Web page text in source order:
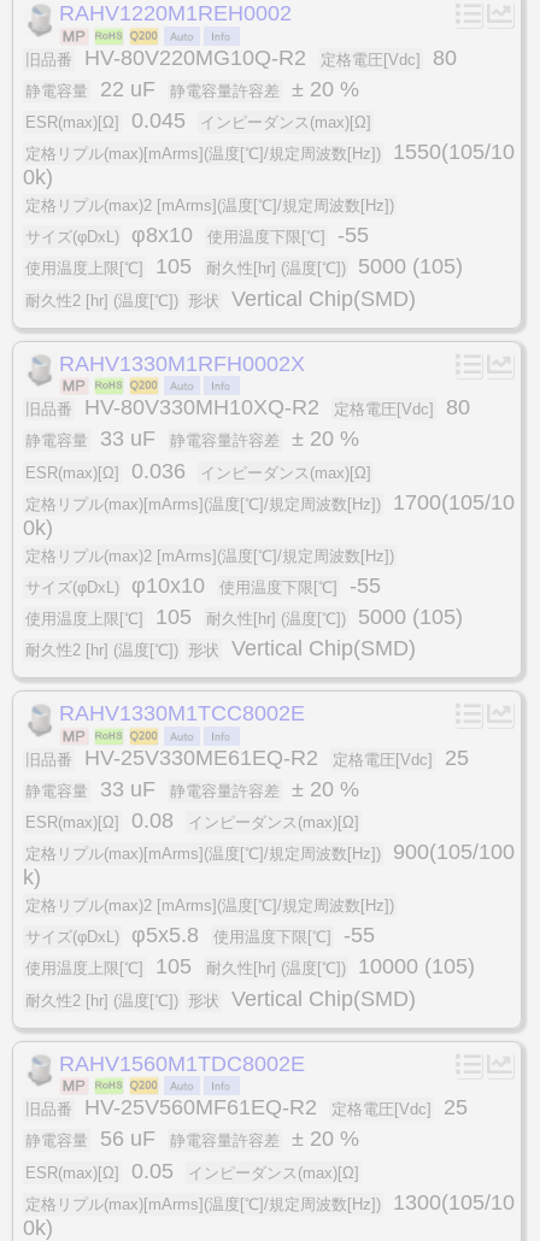
RAHV1220M1REH0002
旧品番 HV-80V220MG10Q-R2 定格電圧[Vdc] 80
静電容量 22 uF 静電容量許容差 ± 20 %
ESR(max)[Ω] 0.045
インピーダンス(max)[Ω]
定格リプル(max)[mArms](温度[℃]/規定周波数[Hz])
1550(105/10
0k)
定格リプル(max)2 [mArms](温度[℃]/規定周波数[Hz])
サイズ(φDxL)
φ8x10 使用温度下限[℃] -55
使用温度上限[℃] 105 耐久性[hr] (温度[℃]) 5000 (105)
耐久性2 [hr] (温度[℃]) 形状 Vertical Chip(SMD)
RAHV1330M1RFH0002X
旧品番 HV-80V330MH10XQ-R2 定格電圧[Vdc] 80
静電容量 33 uF 静電容量許容差 ± 20 %
ESR(max)[Ω] 0.036
インピーダンス(max)[Ω]
定格リプル(max)[mArms](温度[℃]/規定周波数[Hz])
1700(105/10
0k)
定格リプル(max)2 [mArms](温度[℃]/規定周波数[Hz])
サイズ(φDxL)
φ10x10 使用温度下限[℃] -55
使用温度上限[℃] 105 耐久性[hr] (温度[℃]) 5000 (105)
耐久性2 [hr] (温度[℃]) 形状 Vertical Chip(SMD)
RAHV1330M1TCC8002E
旧品番 HV-25V330ME61EQ-R2 定格電圧[Vdc] 25
静電容量 33 uF 静電容量許容差 ± 20 %
ESR(max)[Ω] 0.08
インピーダンス(max)[Ω]
定格リプル(max)[mArms](温度[℃]/規定周波数[Hz])
900(105/100
k)
定格リプル(max)2 [mArms](温度[℃]/規定周波数[Hz])
サイズ(φDxL)
φ5x5.8 使用温度下限[℃] -55
使用温度上限[℃] 105 耐久性[hr] (温度[℃]) 10000 (105)
耐久性2 [hr] (温度[℃]) 形状 Vertical Chip(SMD)
RAHV1560M1TDC8002E
旧品番 HV-25V560MF61EQ-R2 定格電圧[Vdc] 25
静電容量 56 uF 静電容量許容差 ± 20 %
ESR(max)[Ω] 0.05
インピーダンス(max)[Ω]
定格リプル(max)[mArms](温度[℃]/規定周波数[Hz])
1300(105/10
0k)